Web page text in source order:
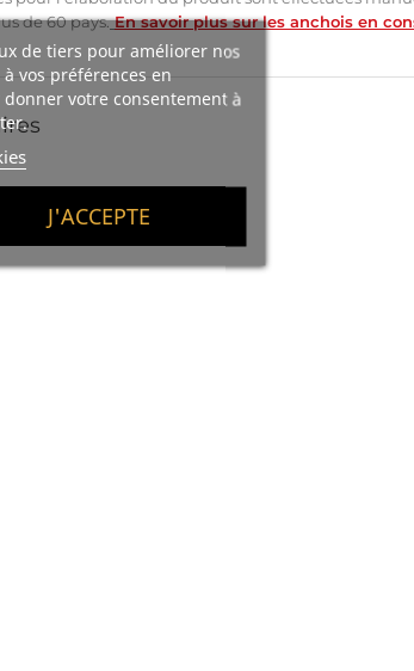
de tiers pour améliorer nos
vos préférences en
votre consentement à
J'ACCEPTE
de 60 pays. En savoir plus sur les anchois en